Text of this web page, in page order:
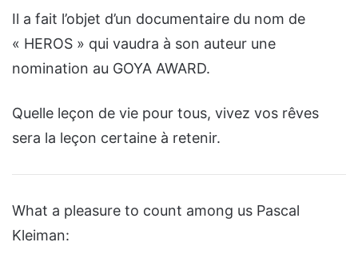
Il a fait l’objet d’un documentaire du nom de
« HEROS » qui vaudra à son auteur une
nomination au GOYA AWARD.
Quelle leçon de vie pour tous, vivez vos rêves
sera la leçon certaine à retenir.
What a pleasure to count among us Pascal
Kleiman: